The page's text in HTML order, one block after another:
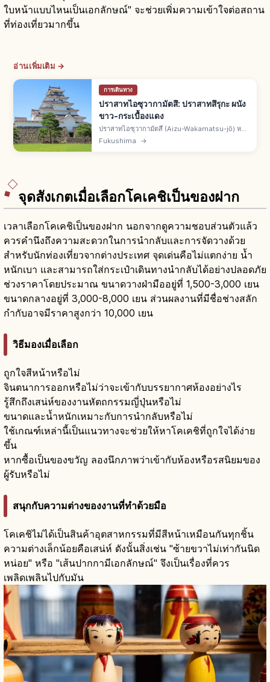
ใบหน้าแบบไหนเป็นเอกลักษณ์" จะช่วยเพิ่มความเข้าใจต่อสถาน
ที่ท่องเที่ยวมากขึ้น
อ่านเพิ่มเติม →
การเดินทาง
ปราสาทไอซุวากามัตสึ: ปราสาทสึรุกะ ผนัง
ขาว-กระเบื้องแดง
ปราสาทไอซุวากามัตสึ (Aizu-Wakamatsu-jō) หรือ
ปราสาทสึรุกะ เมืองไอซุวากามัตสึ จ.ฟุกุชิมะ โบราณ
Fukushima →
จุดสังเกตเมื่อเลือกโคเคชิเป็นของฝาก
เวลาเลือกโคเคชิเป็นของฝาก นอกจากดูความชอบส่วนตัวแล้ว
ควรคำนึงถึงความสะดวกในการนำกลับและการจัดวางด้วย
สำหรับนักท่องเที่ยวจากต่างประเทศ จุดเด่นคือไม่แตกง่าย น้ำ
หนักเบา และสามารถใส่กระเป๋าเดินทางนำกลับได้อย่างปลอดภัย
ช่วงราคาโดยประมาณ ขนาดวางฝ่ามืออยู่ที่ 1,500-3,000 เยน
ขนาดกลางอยู่ที่ 3,000-8,000 เยน ส่วนผลงานที่มีชื่อช่างสลัก
กำกับอาจมีราคาสูงกว่า 10,000 เยน
วิธีมองเมื่อเลือก
ถูกใจสีหน้าหรือไม่
จินตนาการออกหรือไม่ว่าจะเข้ากับบรรยากาศห้องอย่างไร
รู้สึกถึงเสน่ห์ของงานหัตถกรรมญี่ปุ่นหรือไม่
ขนาดและน้ำหนักเหมาะกับการนำกลับหรือไม่
ใช้เกณฑ์เหล่านี้เป็นแนวทางจะช่วยให้หาโคเคชิที่ถูกใจได้ง่าย
ขึ้น
หากซื้อเป็นของขวัญ ลองนึกภาพว่าเข้ากับห้องหรือรสนิยมของ
ผู้รับหรือไม่
สนุกกับความต่างของงานที่ทำด้วยมือ
โคเคชิไม่ได้เป็นสินค้าอุตสาหกรรมที่มีสีหน้าเหมือนกันทุกชิ้น
ความต่างเล็กน้อยคือเสน่ห์ ดังนั้นสิ่งเช่น "ซ้ายขวาไม่เท่ากันนิด
หน่อย" หรือ "เส้นปากกามีเอกลักษณ์" จึงเป็นเรื่องที่ควร
เพลิดเพลินไปกับมัน